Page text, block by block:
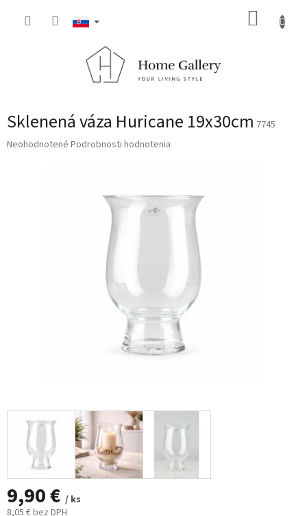
Sklenená váza Huricane 19x30cm 7745
Priemerné
Neohodnotené Podrobnosti hodnotenia
9,90 € / ks
8,05 € bez DPH